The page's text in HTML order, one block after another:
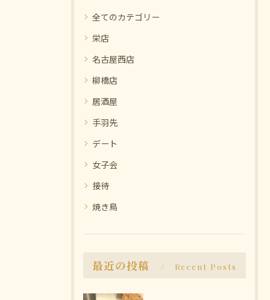
全てのカテゴリー
栄店
名古屋西店
柳橋店
居酒屋
手羽先
デート
女子会
接待
焼き鳥
最近の投稿 Recent Posts